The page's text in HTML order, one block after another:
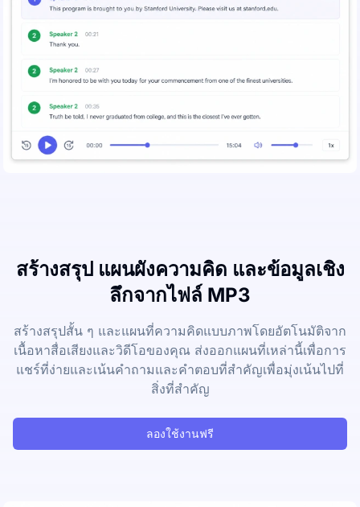
สร้างสรุป แผนผังความคิด และข้อมูลเชิง
ลึกจากไฟล์ MP3
สร้างสรุปสั้น ๆ และแผนที่ความคิดแบบภาพโดยอัตโนมัติจาก
เนื้อหาสื่อเสียงและวิดีโอของคุณ ส่งออกแผนที่เหล่านี้เพื่อการ
แชร์ที่ง่ายและเน้นคำถามและคำตอบที่สำคัญเพื่อมุ่งเน้นไปที่
สิ่งที่สำคัญ
ลองใช้งานฟรี